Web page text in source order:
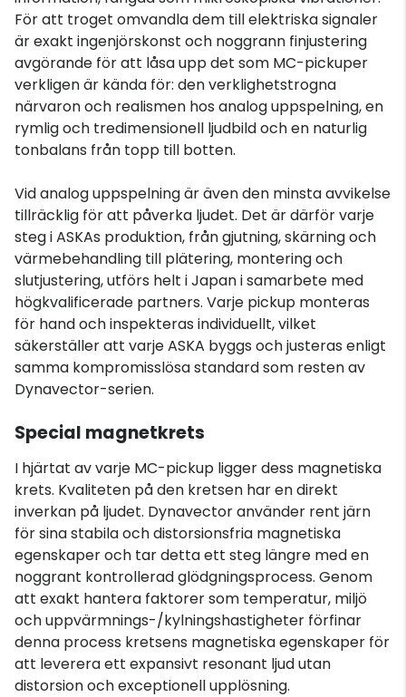
För att troget omvandla dem till elektriska signaler
är exakt ingenjörskonst och noggrann finjustering
avgörande för att låsa upp det som MC-pickuper
verkligen är kända för: den verklighetstrogna
närvaron och realismen hos analog uppspelning, en
rymlig och tredimensionell ljudbild och en naturlig
tonbalans från topp till botten.
Vid analog uppspelning är även den minsta avvikelse
tillräcklig för att påverka ljudet. Det är därför varje
steg i ASKAs produktion, från gjutning, skärning och
värmebehandling till plätering, montering och
slutjustering, utförs helt i Japan i samarbete med
högkvalificerade partners. Varje pickup monteras
för hand och inspekteras individuellt, vilket
säkerställer att varje ASKA byggs och justeras enligt
samma kompromisslösa standard som resten av
Dynavector-serien.
Special magnetkrets
I hjärtat av varje MC-pickup ligger dess magnetiska
krets. Kvaliteten på den kretsen har en direkt
inverkan på ljudet. Dynavector använder rent järn
för sina stabila och distorsionsfria magnetiska
egenskaper och tar detta ett steg längre med en
noggrant kontrollerad glödgningsprocess. Genom
att exakt hantera faktorer som temperatur, miljö
och uppvärmnings-/kylningshastigheter förfinar
denna process kretsens magnetiska egenskaper för
att leverera ett expansivt resonant ljud utan
distorsion och exceptionell upplösning.